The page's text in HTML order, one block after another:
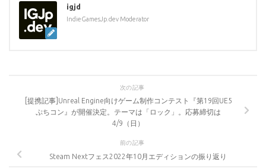
igjd
IndieGamesJp.dev Moderator
次の記事
[提携記事]Unreal Engine向けゲーム制作コンテスト『第19回UE5
ぷちコン』が開催決定。テーマは「ロック」。応募締切は
4/9（日）
前の記事
Steam Nextフェス2022年10月エディションの振り返り